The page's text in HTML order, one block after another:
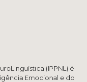
(IPPNL) é
Emocional e do